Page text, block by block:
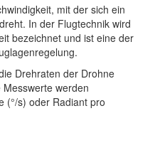
mit der sich ein
In der Flugtechnik wird
bezeichnet und ist eine der
Drehraten der Drohne
werden
(°/s) oder Radiant pro